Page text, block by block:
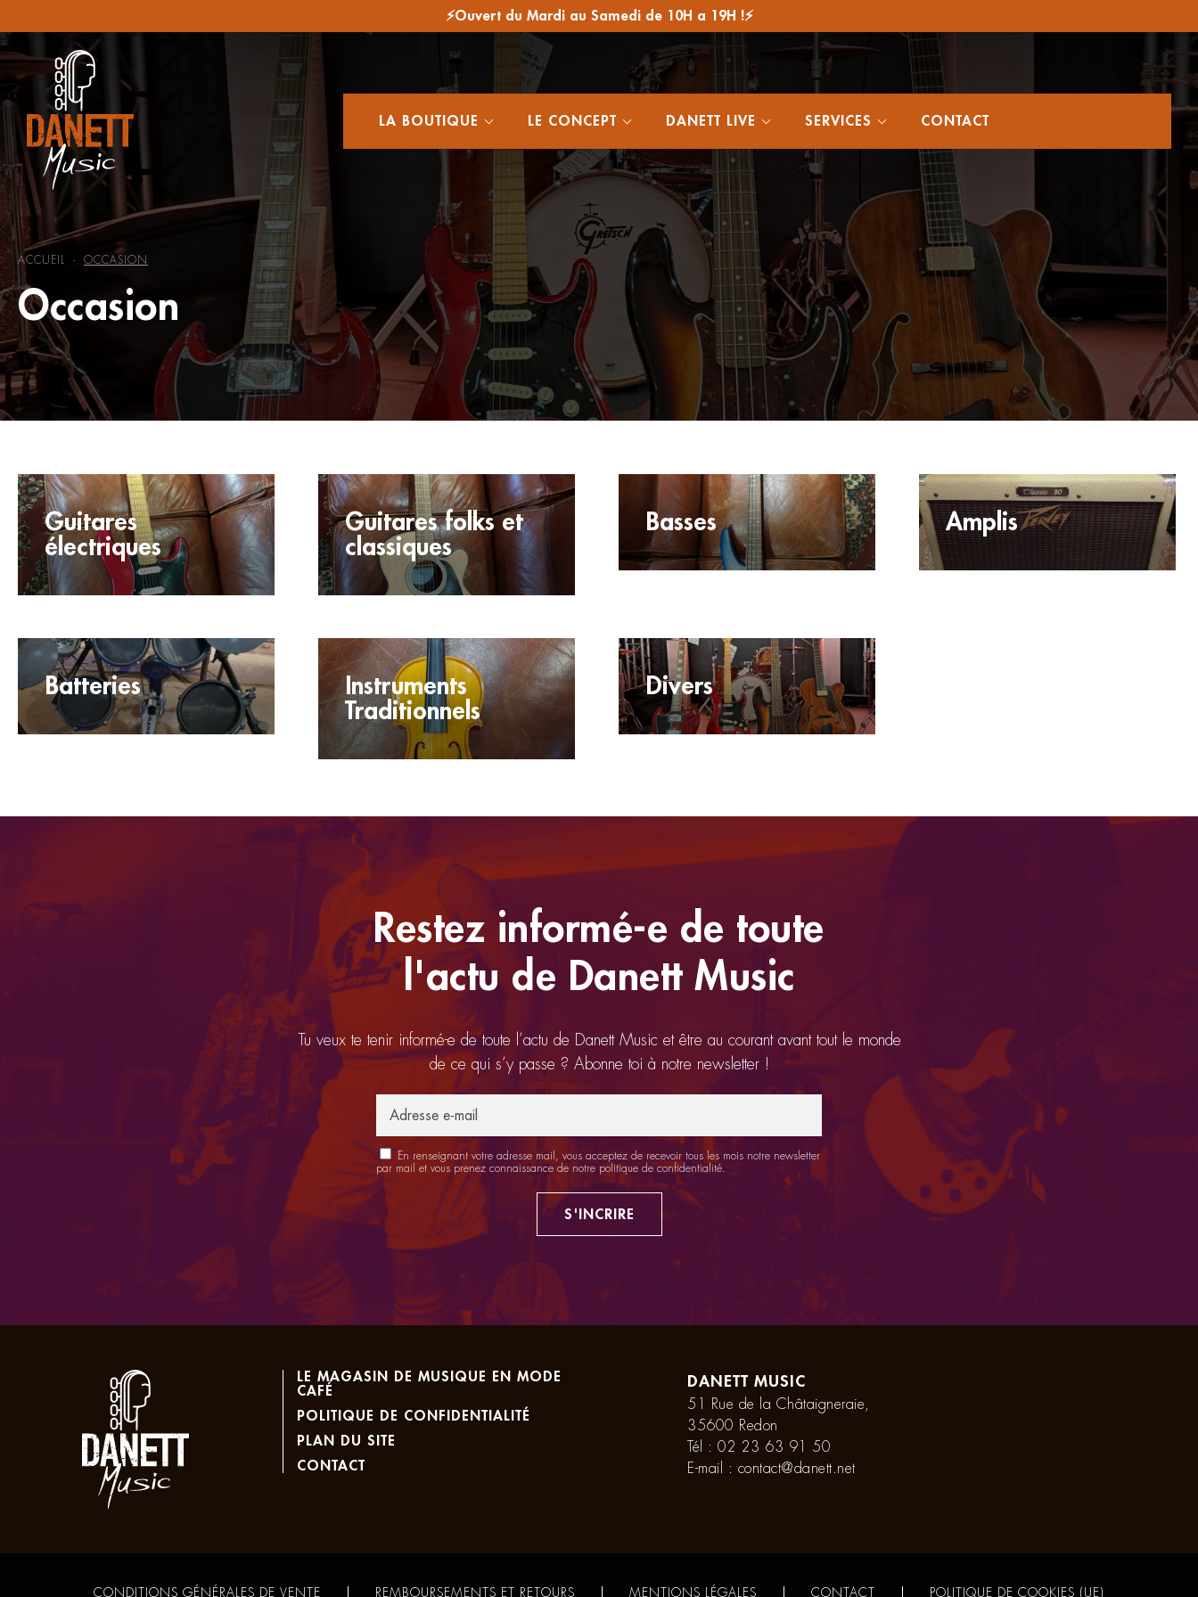
⚡Ouvert du Mardi au Samedi de 10H a 19H !⚡
LA BOUTIQUE LE CONCEPT DANETT LIVE SERVICES CONTACT
Occasion
ACCUEIL - OCCASION
Guitares
électriques
Guitares folks et
classiques
Basses Amplis
Batteries
Instruments
Traditionnels
Divers
Restez informé-e de toute
l'actu de Danett Music
Tu veux te tenir informé-e de toute l’actu de Danett Music et être au courant avant tout le monde
de ce qui s’y passe ? Abonne toi à notre newsletter !
En renseignant votre adresse mail, vous acceptez de recevoir tous les mois notre newsletter
par mail et vous prenez connaissance de notre politique de confidentialité
S'INCRIRE
LE MAGASIN DE MUSIQUE EN MODE
CAFÉ
POLITIQUE DE CONFIDENTIALITÉ
PLAN DU SITE
CONTACT
DANETT MUSIC
51 Rue de la Châtaigneraie,
35600 Redon
Tél : 02 23 63 91 50
E-mail : contact@danett.net
CONDITIONS GÉNÉRALES DE VENTE REMBOURSEMENTS ET RETOURS MENTIONS LÉGALES CONTACT POLITIQUE DE COOKIES (UE)